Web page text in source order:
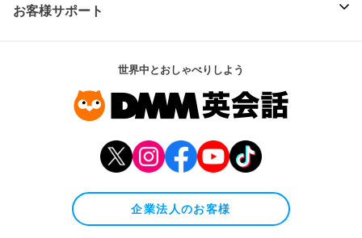
お客様サポート
世界中とおしゃべりしよう
企業法人のお客様